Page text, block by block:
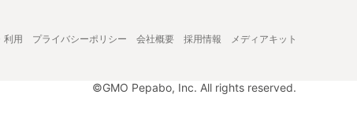
利用 プライバシーポリシー 会社概要 採用情報 メディアキット
©GMO Pepabo, Inc. All rights reserved.